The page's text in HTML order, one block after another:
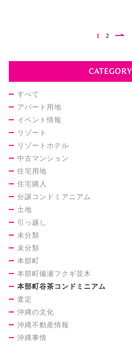
1 2
CATEGORY
すべて
アパート用地
イベント情報
リゾート
リゾートホテル
中古マンション
住宅用地
住宅購入
分譲コンドミアニアム
土地
引っ越し
未分類
未分類
本部町
本部町備瀬フクギ並木
本部町谷茶コンドミニアム
査定
沖縄の文化
沖縄不動産情報
沖縄事情